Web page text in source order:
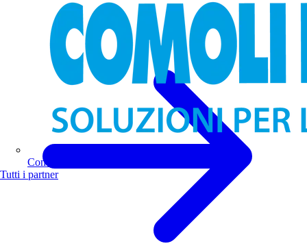
Comoli Ferrari
Tutti i partner